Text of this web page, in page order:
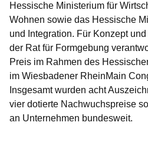
Hessische Ministerium für
Wohnen sowie das Hessische
und Integration. Für Konzept
der Rat für Formgebung
Preis im Rahmen des
im Wiesbadener RheinMain
Insgesamt wurden acht
vier dotierte Nachwuchspreise
an Unternehmen bundesweit.